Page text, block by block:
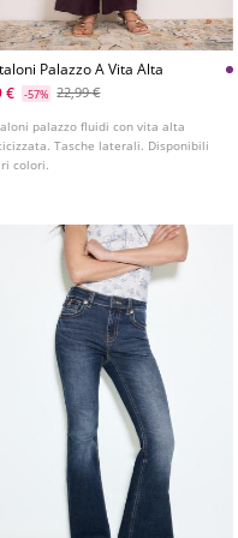
Palazzo A Vita Alta
€
-57% 22,99 €
palazzo fluidi con vita alta
Tasche laterali. Disponibili
colori.